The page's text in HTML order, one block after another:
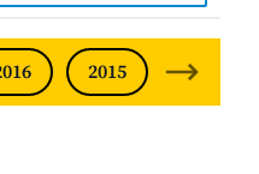
2015 2014